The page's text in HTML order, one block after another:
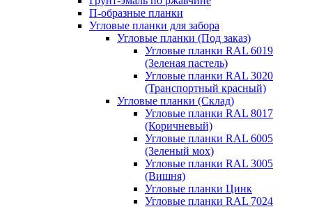
П-образные планки
Угловые планки для забора
Угловые планки (Под заказ)
Угловые планки RAL 6019
(Зеленая пастель)
Угловые планки RAL 3020
(Транспортный красный)
Угловые планки (Склад)
Угловые планки RAL 8017
(Коричневый)
Угловые планки RAL 6005
(Зеленый мох)
Угловые планки RAL 3005
(Вишня)
Угловые планки Цинк
Угловые планки RAL 7024